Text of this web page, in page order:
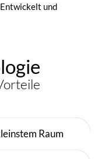
. Entwickelt und
Raum